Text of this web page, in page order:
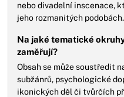
nebo divadelní inscenace,
jeho rozmanitých podobách.
Na jaké tematické
zaměřují?
Obsah se může soustředit
subžánrů, psychologické
ikonických děl či tvůrčích